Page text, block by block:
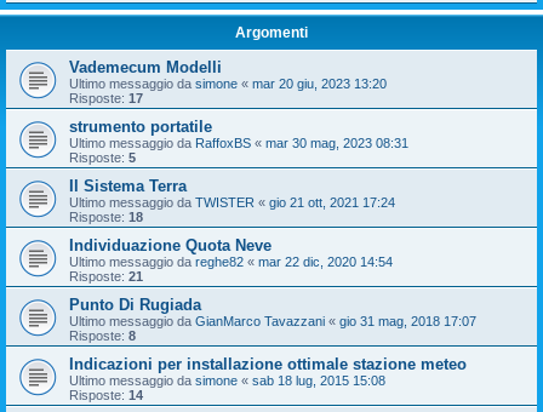
Argomenti
Vademecum Modelli
Ultimo messaggio da simone « mar 20 giu, 2023 13:20
Risposte: 17
strumento portatile
Ultimo messaggio da RaffoxBS « mar 30 mag, 2023 08:31
Risposte: 5
Il Sistema Terra
Ultimo messaggio da TWISTER « gio 21 ott, 2021 17:24
Risposte: 18
Individuazione Quota Neve
Ultimo messaggio da reghe82 « mar 22 dic, 2020 14:54
Risposte: 21
Punto Di Rugiada
Ultimo messaggio da GianMarco Tavazzani « gio 31 mag, 2018 17:07
Risposte: 8
Indicazioni per installazione ottimale stazione meteo
Ultimo messaggio da simone « sab 18 lug, 2015 15:08
Risposte: 14